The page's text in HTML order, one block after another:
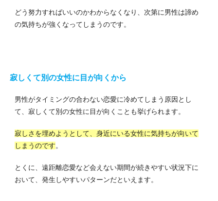
どう努力すればいいのかわからなくなり、次第に男性は諦め
の気持ちが強くなってしまうのです。
寂しくて別の女性に目が向くから
男性がタイミングの合わない恋愛に冷めてしまう原因とし
て、寂しくて別の女性に目が向くことも挙げられます。
寂しさを埋めようとして、身近にいる女性に気持ちが向いて
しまうのです。
とくに、遠距離恋愛など会えない期間が続きやすい状況下に
おいて、発生しやすいパターンだといえます。